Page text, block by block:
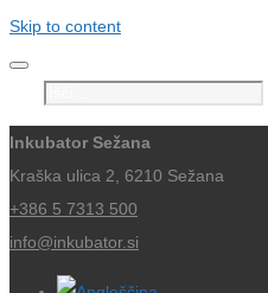
Skip to content
Inkubator Sežana
Kraška ulica 2, 6210 Sežana
+386 5 7313 500
info@inkubator.si